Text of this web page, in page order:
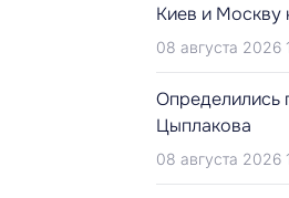
Киев и Москву
08 августа 2026
Определились
Цыплакова
08 августа 2026